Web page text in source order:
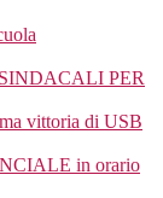
PER
vittoria di USB
in orario